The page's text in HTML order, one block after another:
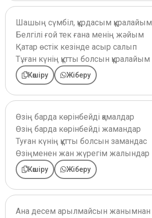
Шашың сүмбіл, құрдасым құралайым
Белгілі ғой тек ғана менің жәйым
Қатар өстік кезінде асыр салып
Тұған күнің құтты болсын құралайым
Көшіру Жіберу
Өзің барда көрінбейді қамалдар
Өзің барда көрінбейді жамандар
Туған күнің құтты болсын замандас
Өзіңменен жан жүрегім жалындар
Көшіру Жіберу
Ана десем арылмайсын жанымнан